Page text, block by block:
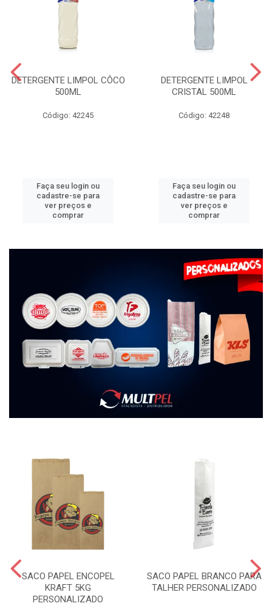
DETERGENTE LIMPOL CÔCO
500ML
Código: 42245
Faça seu login ou
cadastre-se para
ver preços e
comprar
DETERGENTE LIMPOL
CRISTAL 500ML
Código: 42248
Faça seu login ou
cadastre-se para
ver preços e
comprar
SACO PAPEL ENCOPEL
KRAFT 5KG
PERSONALIZADO
SACO PAPEL BRANCO PARA
TALHER PERSONALIZADO